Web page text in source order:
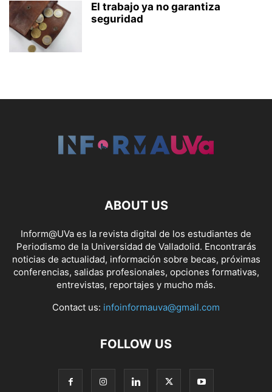
El trabajo ya no garantiza
seguridad
ABOUT US
Inform@UVa es la revista digital de los estudiantes de
Periodismo de la Universidad de Valladolid. Encontrarás
noticias de actualidad, información sobre becas, próximas
conferencias, salidas profesionales, opciones formativas,
entrevistas, reportajes y mucho más.
Contact us: infoinformauva@gmail.com
FOLLOW US